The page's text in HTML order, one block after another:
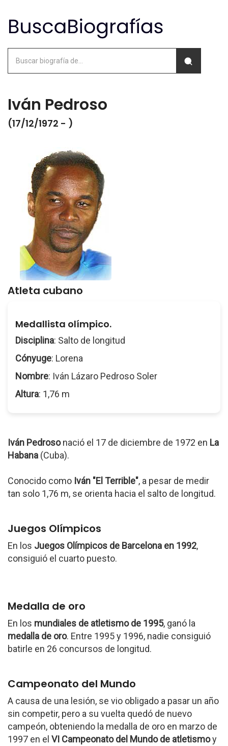
Iván Pedroso
(17/12/1972 - )
Atleta cubano
Medallista olímpico.
Disciplina: Salto de longitud
Cónyuge: Lorena
Nombre: Iván Lázaro Pedroso Soler
Altura: 1,76 m
Iván Pedrosonació el 17 de diciembre de 1972 en La
Habana (Cuba).
Conocido como Iván "El Terrible", a pesar de medir
tan solo 1,76 m, se orienta hacia el salto de longitud.
Juegos Olímpicos
En los Juegos Olímpicos de Barcelona en 1992,
consiguió el cuarto puesto.
Medalla de oro
En los mundiales de atletismo de 1995, ganó la
medalla de oro. Entre 1995 y 1996, nadie consiguió
batirle en 26 concursos de longitud.
Campeonato del Mundo
A causa de una lesión, se vio obligado a pasar un año
sin competir, pero a su vuelta quedó de nuevo
campeón, obteniendo la medalla de oro en marzo de
1997 en el VI Campeonato del Mundo de atletismoy